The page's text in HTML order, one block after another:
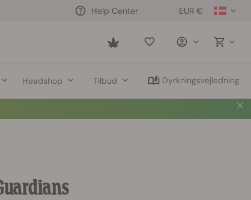
EUR €
Help Center
Saved
Headshop Tilbud Dyrkningsvejledning